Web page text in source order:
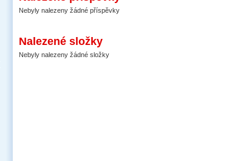
Nebyly nalezeny žádné příspěvky
Nalezené složky
Nebyly nalezeny žádné složky